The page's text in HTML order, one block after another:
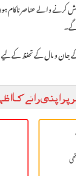
کرنے والے عناصر
جان و مال کے تحفظ کے
اپنی رائے کا